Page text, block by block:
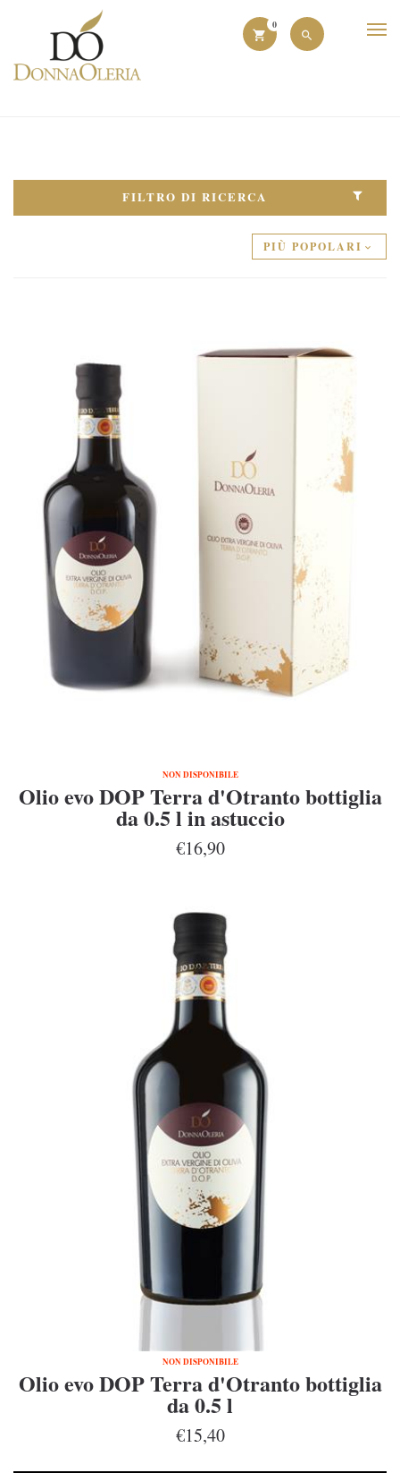
0
FILTRO DI RICERCA
PIÙ POPOLARI
NON DISPONIBILE
Olio evo DOP Terra d'Otranto bottiglia
da 0.5 l in astuccio
€16,90
NON DISPONIBILE
Olio evo DOP Terra d'Otranto bottiglia
da 0.5 l
€15,40